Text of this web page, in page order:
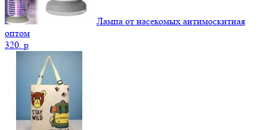
Лампа от насекомых антимоскитная
оптом
320. p